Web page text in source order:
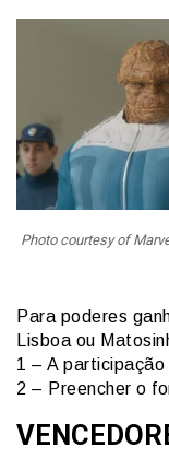
Photo courtesy of
Para poderes
Lisboa ou
1 – A
2 – Preencher o